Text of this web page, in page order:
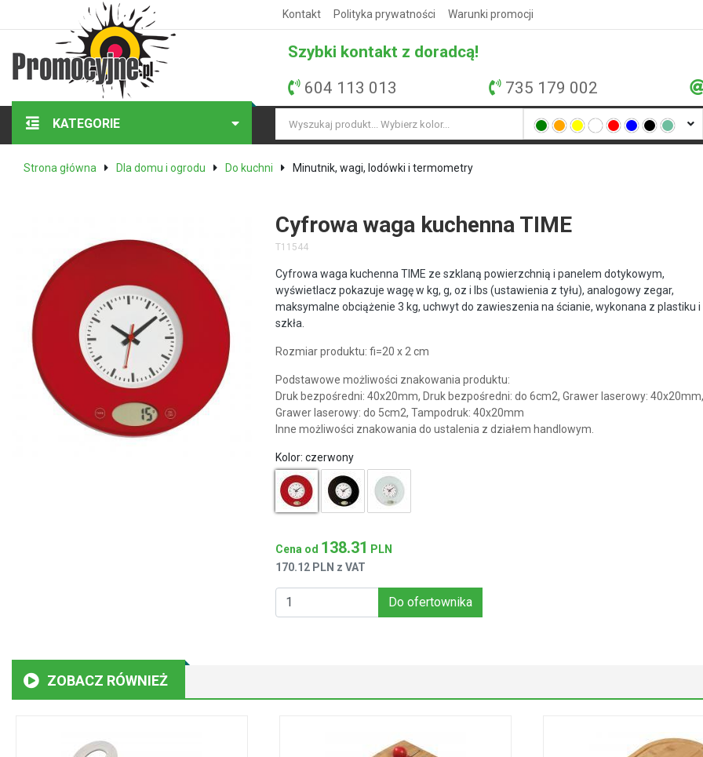
Kontakt Polityka prywatności Warunki promocji
Szybki kontakt z doradcą!
604 113 013
735 179 002
KATEGORIE
Strona główna Dla domu i ogrodu Do kuchni Minutnik, wagi, lodówki i termometry
Cyfrowa waga kuchenna TIME
T11544
Cyfrowa waga kuchenna TIME ze szklaną powierzchnią i panelem dotykowym,
wyświetlacz pokazuje wagę w kg, g, oz i lbs (ustawienia z tyłu), analogowy zegar,
maksymalne obciążenie 3 kg, uchwyt do zawieszenia na ścianie, wykonana z plastiku i
szkła.
Rozmiar produktu: fi=20 x 2 cm
Podstawowe możliwości znakowania produktu:
Druk bezpośredni: 40x20mm, Druk bezpośredni: do 6cm2, Grawer laserowy: 40x20mm,
Grawer laserowy: do 5cm2, Tampodruk: 40x20mm
Inne możliwości znakowania do ustalenia z działem handlowym.
Kolor: czerwony
Cena od 138.31 PLN
170.12 PLN z VAT
Do ofertownika
ZOBACZ RÓWNIEŻ